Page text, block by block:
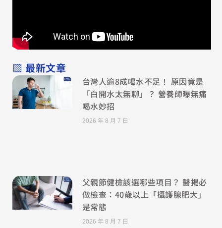
▧ 最新文章
台灣人逾8成喝水不足！ 原因竟是
「白開水太無聊」？ 營養師曝無痛
喝水妙招
2026 年 8 月 7 日
父親節健檢該選哪些項目？ 醫揭必
做檢查：40歲以上「攝護腺肥大」
是常態
2026 年 8 月 7 日